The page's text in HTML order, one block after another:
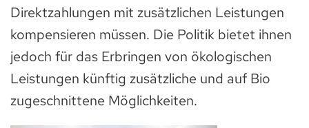
Direktzahlungen mit zusätzlichen Leistungen
kompensieren müssen. Die Politik bietet ihnen
jedoch für das Erbringen von ökologischen
Leistungen künftig zusätzliche und auf Bio
zugeschnittene Möglichkeiten.